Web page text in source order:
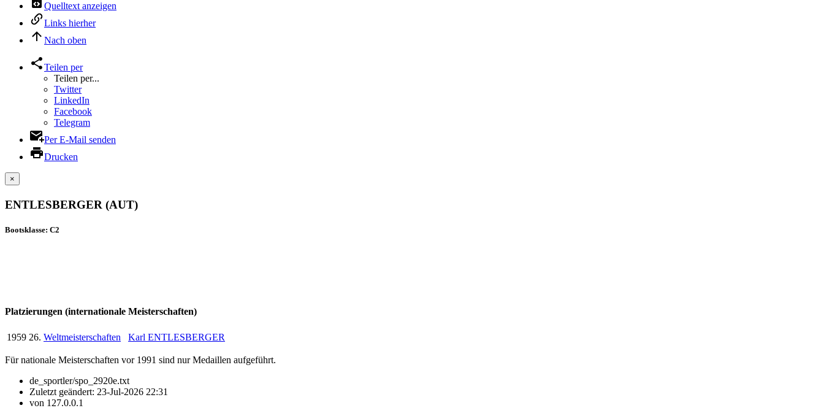
Quelltext anzeigen
Links hierher
Nach oben
Teilen per
Teilen per...
Twitter
LinkedIn
Facebook
Telegram
Per E-Mail senden
Drucken
×
ENTLESBERGER (AUT)
Bootsklasse: C2
Platzierungen (internationale Meisterschaften)
1959 26. Weltmeisterschaften Karl ENTLESBERGER
Für nationale Meisterschaften vor 1991 sind nur Medaillen aufgeführt.
de_sportler/spo_2920e.txt
Zuletzt geändert: 23-Jul-2026 22:31
von 127.0.0.1